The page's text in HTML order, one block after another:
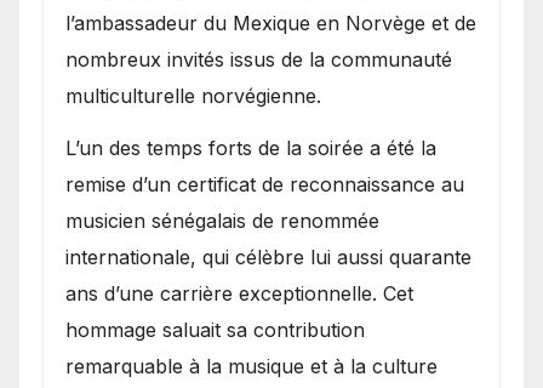
l’ambassadeur du Mexique en Norvège et de
nombreux invités issus de la communauté
multiculturelle norvégienne.
​L’un des temps forts de la soirée a été la
remise d’un certificat de reconnaissance au
musicien sénégalais de renommée
internationale, qui célèbre lui aussi quarante
ans d’une carrière exceptionnelle. Cet
hommage saluait sa contribution
remarquable à la musique et à la culture